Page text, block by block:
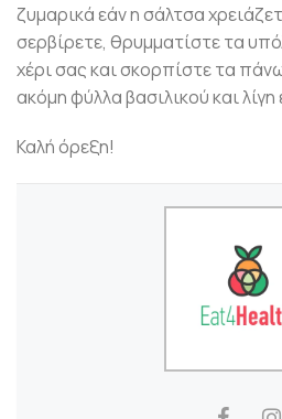
ζυμαρικά εάν η σάλτσα
σερβίρετε, θρυμματίστε τα
χέρι σας και σκορπίστε τα
ακόμη φύλλα βασιλικού και
Καλή όρεξη!